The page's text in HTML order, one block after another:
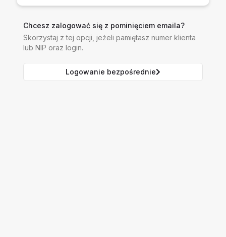
Chcesz zalogować się z pominięciem emaila?
Skorzystaj z tej opcji, jeżeli pamiętasz numer klienta
lub NIP oraz login.
Logowanie bezpośrednie